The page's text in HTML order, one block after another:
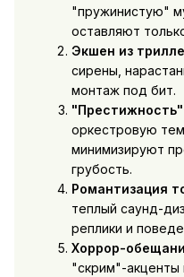
"пружинистую"
оставляют
Экшен из
сирены,
монтаж под бит.
оркестровую
минимизируют
грубость.
Романтизация
теплый саунд-
реплики и
Хоррор-
"скрим"-акценты